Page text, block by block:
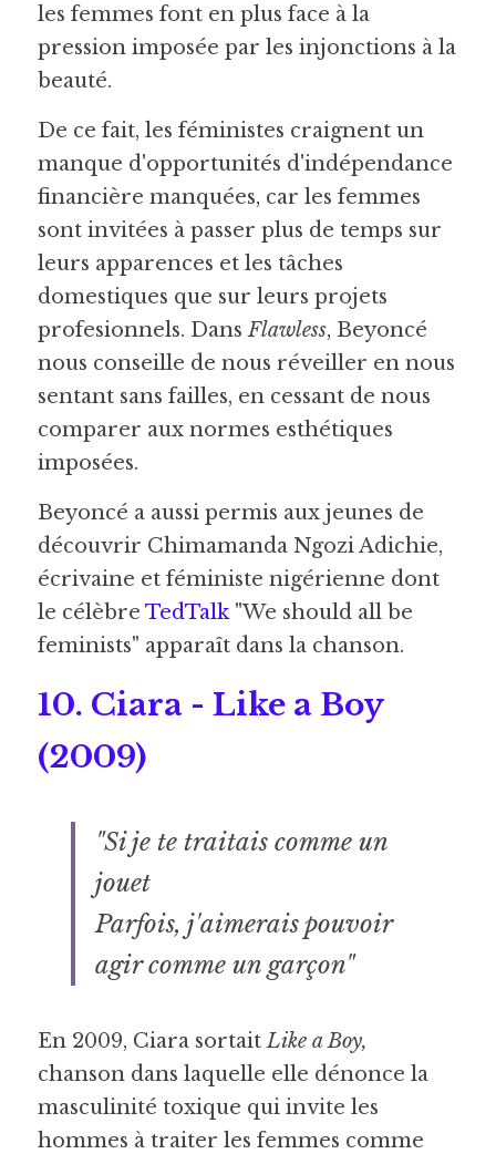
les femmes font en plus face à la
pression imposée par les injonctions à la
beauté.
De ce fait, les féministes craignent un
manque d'opportunités d'indépendance
financière manquées, car les femmes
sont invitées à passer plus de temps sur
leurs apparences et les tâches
domestiques que sur leurs projets
profesionnels. Dans Flawless, Beyoncé
nous conseille de nous réveiller en nous
sentant sans failles, en cessant de nous
comparer aux normes esthétiques
imposées.
Beyoncé a aussi permis aux jeunes de
découvrir Chimamanda Ngozi Adichie,
écrivaine et féministe nigérienne dont
le célèbre TedTalk "We should all be
feminists" apparaît dans la chanson.
10. Ciara - Like a Boy
(2009)
"Si je te traitais comme un
jouet
Parfois, j'aimerais pouvoir
agir comme un garçon"
En 2009, Ciara sortait Like a Boy,
masculinité toxique qui invite les
hommes à traiter les femmes comme